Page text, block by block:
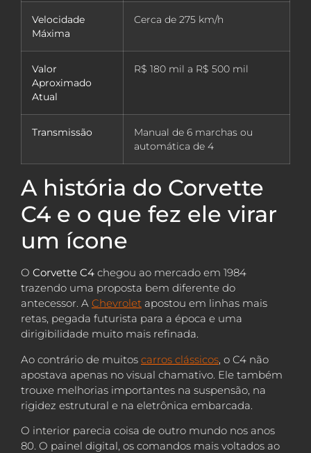
Velocidade
Máxima
Cerca de 275 km/h
Valor
Aproximado
Atual
R$ 180 mil a R$ 500 mil
Transmissão
Manual de 6 marchas ou
automática de 4
A história do Corvette
C4 e o que fez ele virar
um ícone
O Corvette C4 chegou ao mercado em 1984
trazendo uma proposta bem diferente do
antecessor. A Chevrolet apostou em linhas mais
retas, pegada futurista para a época e uma
dirigibilidade muito mais refinada.
Ao contrário de muitos carros clássicos , o C4 não
apostava apenas no visual chamativo. Ele também
trouxe melhorias importantes na suspensão, na
rigidez estrutural e na eletrônica embarcada.
O interior parecia coisa de outro mundo nos anos
80. O painel digital, os comandos mais voltados ao